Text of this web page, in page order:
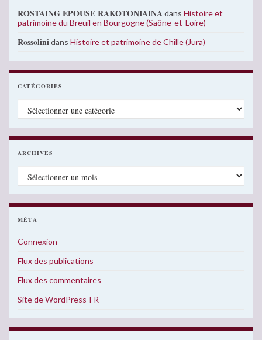
ROSTAING EPOUSE RAKOTONIAINAdans Histoire et
patrimoine du Breuil en Bourgogne (Saône-et-Loire)
Rossolinidans Histoire et patrimoine de Chille (Jura)
CATÉGORIES
Catégories
ARCHIVES
Archives
MÉTA
Connexion
Flux des publications
Flux des commentaires
Site de WordPress-FR